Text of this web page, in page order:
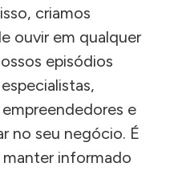
criamos
ouvir em qualquer
episódios
e
no seu negócio. É
manter informado